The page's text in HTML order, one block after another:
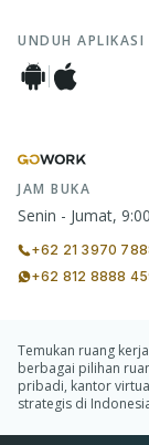
UNDUH APLIKASI
JAM BUKA
Senin - Jumat,
+62 21 3970
+62 812 8888
Temukan ruang
berbagai pilihan
pribadi, kantor
strategis di